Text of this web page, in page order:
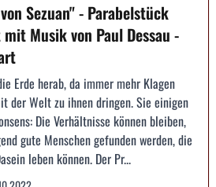
Sezuan" - Parabelstück
Musik von Paul Dessau -
Erde herab, da immer mehr Klagen
der Welt zu ihnen dringen. Sie einigen
Die Verhältnisse können bleiben,
gute Menschen gefunden werden, die
leben können. Der Pr...